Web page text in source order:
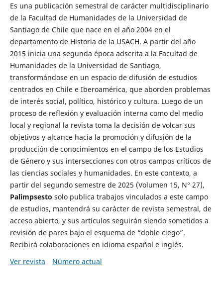
Es una publicación semestral de carácter multidisciplinario
de la Facultad de Humanidades de la Universidad de
Santiago de Chile que nace en el año 2004 en el
departamento de Historia de la USACH. A partir del año
2015 inicia una segunda época adscrita a la Facultad de
Humanidades de la Universidad de Santiago,
transformándose en un espacio de difusión de estudios
centrados en Chile e Iberoamérica, que aborden problemas
de interés social, político, histórico y cultura. Luego de un
proceso de reflexión y evaluación interna como del medio
local y regional la revista toma la decisión de volcar sus
objetivos y alcance hacia la promoción y difusión de la
producción de conocimientos en el campo de los Estudios
de Género y sus intersecciones con otros campos críticos de
las ciencias sociales y humanidades. En este contexto, a
partir del segundo semestre de 2025 (Volumen 15, N° 27),
Palimpsesto solo publica trabajos vinculados a este campo
de estudios, mantendrá su carácter de revista semestral, de
acceso abierto, y sus artículos seguirán siendo sometidos a
revisión de pares bajo el esquema de “doble ciego”.
Recibirá colaboraciones en idioma español e inglés.
Ver revista
Número actual